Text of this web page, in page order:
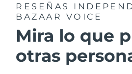
RESEÑAS
BAZAAR VOICE
Mira lo que
otras